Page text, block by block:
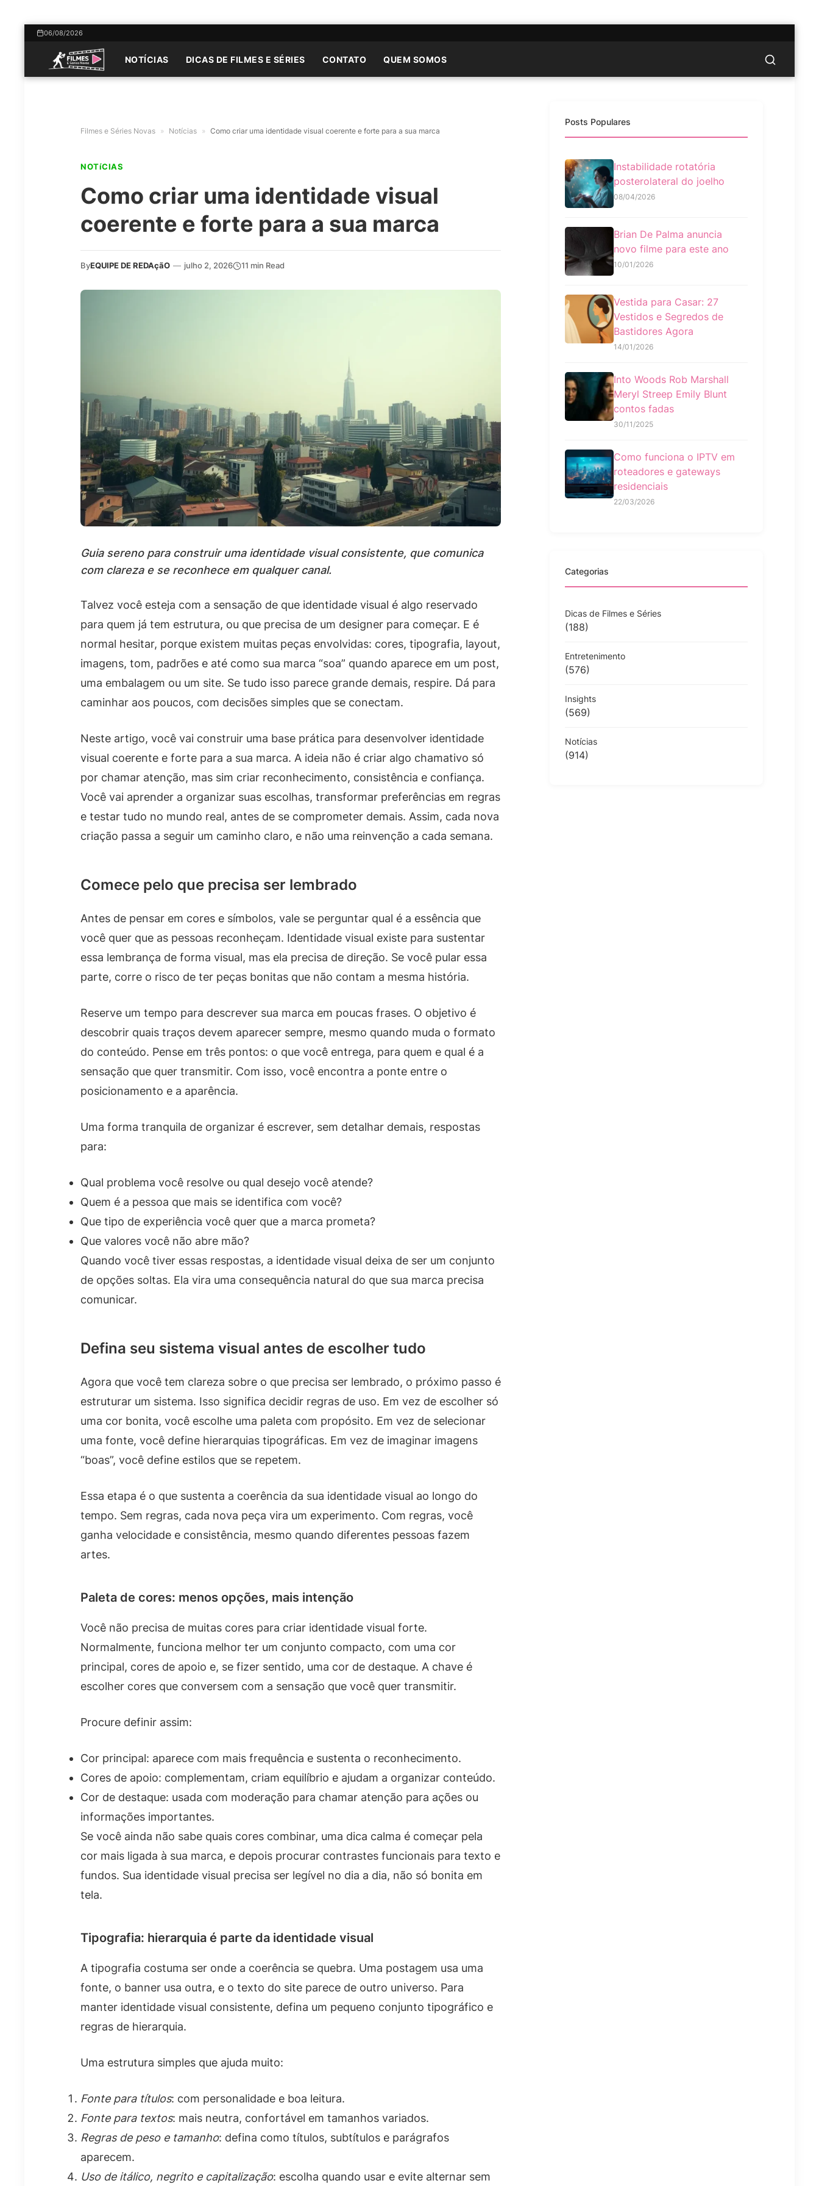
06/08/2026
NOTÍCIAS DICAS DE FILMES E SÉRIES CONTATO QUEM SOMOS
Filmes e Séries Novas » Notícias » Como criar uma identidade visual coerente e forte para a sua marca
NOTíCIAS
Como criar uma identidade visual
coerente e forte para a sua marca
ByEQUIPE DE REDAçãO — julho 2, 2026 11 min Read
Guia sereno para construir uma identidade visual consistente, que comunica
com clareza e se reconhece em qualquer canal.
Talvez você esteja com a sensação de que identidade visual é algo reservado
para quem já tem estrutura, ou que precisa de um designer para começar. E é
normal hesitar, porque existem muitas peças envolvidas: cores, tipografia, layout,
imagens, tom, padrões e até como sua marca “soa” quando aparece em um post,
uma embalagem ou um site. Se tudo isso parece grande demais, respire. Dá para
caminhar aos poucos, com decisões simples que se conectam.
Neste artigo, você vai construir uma base prática para desenvolver identidade
visual coerente e forte para a sua marca. A ideia não é criar algo chamativo só
por chamar atenção, mas sim criar reconhecimento, consistência e confiança.
Você vai aprender a organizar suas escolhas, transformar preferências em regras
e testar tudo no mundo real, antes de se comprometer demais. Assim, cada nova
criação passa a seguir um caminho claro, e não uma reinvenção a cada semana.
Comece pelo que precisa ser lembrado
Antes de pensar em cores e símbolos, vale se perguntar qual é a essência que
você quer que as pessoas reconheçam. Identidade visual existe para sustentar
essa lembrança de forma visual, mas ela precisa de direção. Se você pular essa
parte, corre o risco de ter peças bonitas que não contam a mesma história.
Reserve um tempo para descrever sua marca em poucas frases. O objetivo é
descobrir quais traços devem aparecer sempre, mesmo quando muda o formato
do conteúdo. Pense em três pontos: o que você entrega, para quem e qual é a
sensação que quer transmitir. Com isso, você encontra a ponte entre o
posicionamento e a aparência.
Uma forma tranquila de organizar é escrever, sem detalhar demais, respostas
para:
Qual problema você resolve ou qual desejo você atende?
Quem é a pessoa que mais se identifica com você?
Que tipo de experiência você quer que a marca prometa?
Que valores você não abre mão?
Quando você tiver essas respostas, a identidade visual deixa de ser um conjunto
de opções soltas. Ela vira uma consequência natural do que sua marca precisa
comunicar.
Defina seu sistema visual antes de escolher tudo
Agora que você tem clareza sobre o que precisa ser lembrado, o próximo passo é
estruturar um sistema. Isso significa decidir regras de uso. Em vez de escolher só
uma cor bonita, você escolhe uma paleta com propósito. Em vez de selecionar
uma fonte, você define hierarquias tipográficas. Em vez de imaginar imagens
“boas”, você define estilos que se repetem.
Essa etapa é o que sustenta a coerência da sua identidade visual ao longo do
tempo. Sem regras, cada nova peça vira um experimento. Com regras, você
ganha velocidade e consistência, mesmo quando diferentes pessoas fazem
artes.
Paleta de cores: menos opções, mais intenção
Você não precisa de muitas cores para criar identidade visual forte.
Normalmente, funciona melhor ter um conjunto compacto, com uma cor
principal, cores de apoio e, se fizer sentido, uma cor de destaque. A chave é
escolher cores que conversem com a sensação que você quer transmitir.
Procure definir assim:
Cor principal: aparece com mais frequência e sustenta o reconhecimento.
Cores de apoio: complementam, criam equilíbrio e ajudam a organizar conteúdo.
Cor de destaque: usada com moderação para chamar atenção para ações ou
informações importantes.
Se você ainda não sabe quais cores combinar, uma dica calma é começar pela
cor mais ligada à sua marca, e depois procurar contrastes funcionais para texto e
fundos. Sua identidade visual precisa ser legível no dia a dia, não só bonita em
tela.
Tipografia: hierarquia é parte da identidade visual
A tipografia costuma ser onde a coerência se quebra. Uma postagem usa uma
fonte, o banner usa outra, e o texto do site parece de outro universo. Para
manter identidade visual consistente, defina um pequeno conjunto tipográfico e
regras de hierarquia.
Uma estrutura simples que ajuda muito:
Fonte para títulos: com personalidade e boa leitura.
Fonte para textos: mais neutra, confortável em tamanhos variados.
Regras de peso e tamanho: defina como títulos, subtítulos e parágrafos
aparecem.
Uso de itálico, negrito e capitalização: escolha quando usar e evite alternar sem
Posts Populares
Instabilidade rotatória
posterolateral do joelho
08/04/2026
Brian De Palma anuncia
novo filme para este ano
10/01/2026
Vestida para Casar: 27
Vestidos e Segredos de
Bastidores Agora
14/01/2026
Into Woods Rob Marshall
Meryl Streep Emily Blunt
contos fadas
30/11/2025
Como funciona o IPTV em
roteadores e gateways
residenciais
22/03/2026
Categorias
Dicas de Filmes e Séries
(188)
Entretenimento
(576)
Insights
(569)
Notícias
(914)